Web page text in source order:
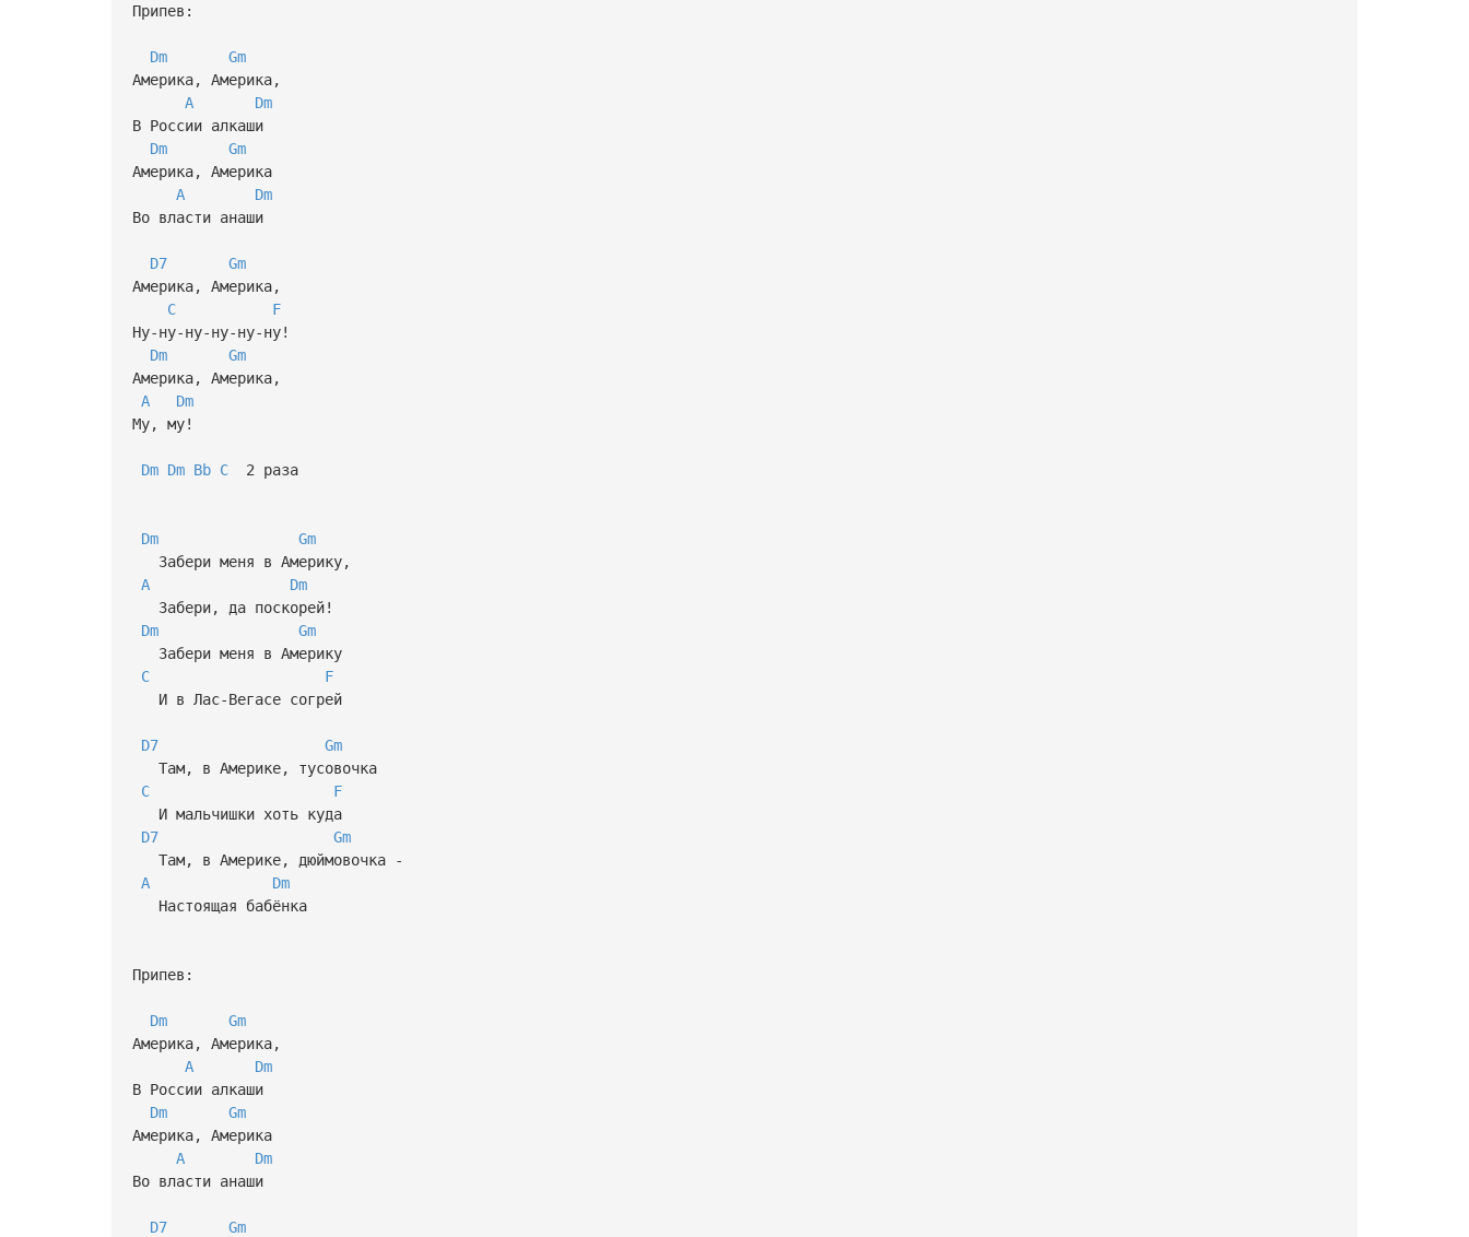
Припев:
Dm
Gm
Америка, Америка,
A
Dm
В России алкаши
Dm
Gm
Америка, Америка
A
Dm
Во власти анаши
D7
Gm
Америка, Америка,
C
F
Ну-ну-ну-ну-ну-ну!
Dm
Gm
Америка, Америка,
A
Dm
Му, му!
Dm Dm Bb C2 раза
Dm
Gm
Забери меня в Америку,
A
Dm
Забери, да поскорей!
Dm
Gm
Забери меня в Америку
C
F
И в Лас-Вегасе согрей
D7
Gm
Там, в Америке, тусовочка
C
F
И мальчишки хоть куда
D7
Gm
Там, в Америке, дюймовочка -
A
Dm
Настоящая бабёнка
Припев:
Dm
Gm
Америка, Америка,
A
Dm
В России алкаши
Dm
Gm
Америка, Америка
A
Dm
Во власти анаши
D7
Gm